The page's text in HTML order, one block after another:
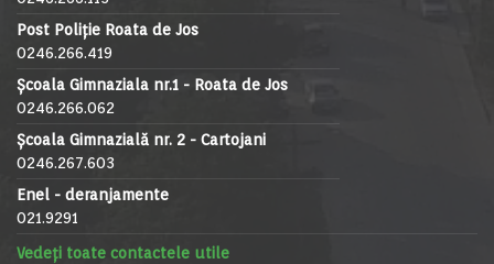
Post Poliție Roata de Jos
0246.266.419
Școala Gimnaziala nr.1 - Roata de Jos
0246.266.062
Școala Gimnazială nr. 2 - Cartojani
0246.267.603
Enel - deranjamente
021.9291
Vedeți toate contactele utile